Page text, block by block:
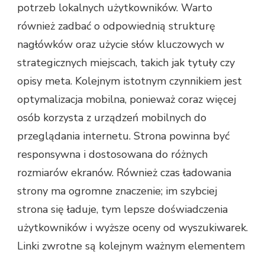
potrzeb lokalnych użytkowników. Warto
również zadbać o odpowiednią strukturę
nagłówków oraz użycie słów kluczowych w
strategicznych miejscach, takich jak tytuły czy
opisy meta. Kolejnym istotnym czynnikiem jest
optymalizacja mobilna, ponieważ coraz więcej
osób korzysta z urządzeń mobilnych do
przeglądania internetu. Strona powinna być
responsywna i dostosowana do różnych
rozmiarów ekranów. Również czas ładowania
strony ma ogromne znaczenie; im szybciej
strona się ładuje, tym lepsze doświadczenia
użytkowników i wyższe oceny od wyszukiwarek.
Linki zwrotne są kolejnym ważnym elementem